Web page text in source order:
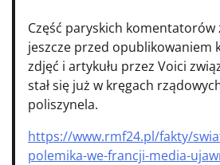
Część paryskich komentatorów
jeszcze przed opublikowaniem
zdjęć i artykułu przez Voici
stał się już w kręgach
poliszynela.
https://www.rmf24.pl/fakty/
polemika-we-francji-media-